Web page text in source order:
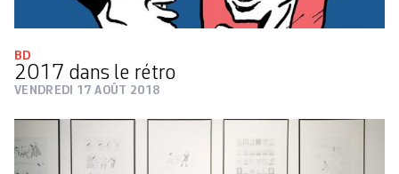
BD
2017 dans le rétro
VENDREDI 17 AOÛT 2018